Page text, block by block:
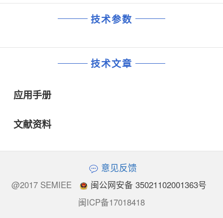
技术参数
技术文章
应用手册
文献资料
意见反馈
@2017 SEMIEE
闽公网安备 35021102001363号
闽ICP备17018418